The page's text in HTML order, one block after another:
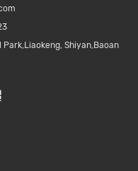
Shiyan,Baoan